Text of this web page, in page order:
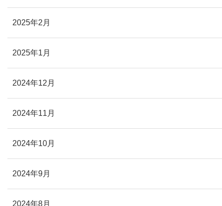
2025年2月
2025年1月
2024年12月
2024年11月
2024年10月
2024年9月
2024年8月